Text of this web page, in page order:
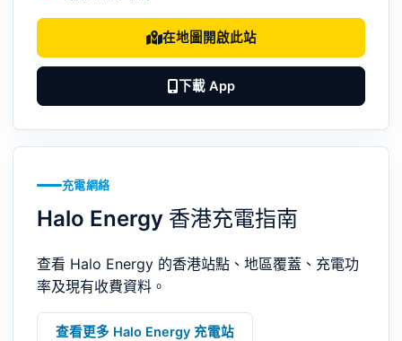
在地圖開啟此站
下載 App
充電網絡
Halo Energy 香港充電指南
查看 Halo Energy 的香港站點、地區覆蓋、充電功
率及現有收費資料。
查看更多 Halo Energy 充電站